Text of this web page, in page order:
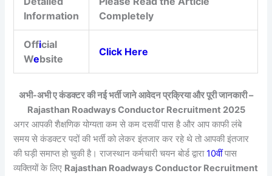
Information
Completely
Official
Website
Click Here
अभी-अभी ए कंडक्टर की नई भर्ती जाने आवेदन प्रक्रिया और पूरी जानकारी –
Rajasthan Roadways Conductor Recruitment 2025
अगर आपकी शैक्षणिक योग्यता कम से कम दसवीं पास है और आप काफी लंबे
समय से कंडक्टर पदों की भर्ती को लेकर इंतजार कर रहे थे तो आपकी इंतजार
की घड़ी समाप्त हो चुकी है। राजस्थान कर्मचारी चयन बोर्ड द्वारा10वींपास
व्यक्तियों के लिए Rajasthan Roadways Conductor Recruitment